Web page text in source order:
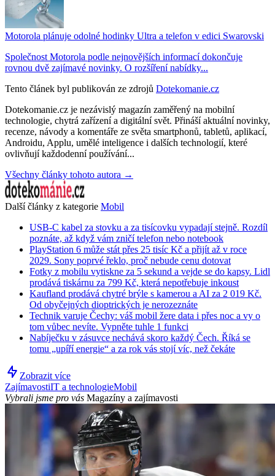
Motorola plánuje odolné hodinky Ultra a telefon v edici Swarovski
Společnost Motorola podle nejnovějších informací dokončuje
rovnou dvě zajímavé novinky. O rozšíření nabídky...
Tento článek byl publikován ze zdrojů Dotekomanie.cz
Dotekomanie.cz je nezávislý magazín zaměřený na mobilní
technologie, chytrá zařízení a digitální svět. Přináší aktuální novinky,
recenze, návody a komentáře ze světa smartphonů, tabletů, aplikací,
Androidu, Applu, umělé inteligence i dalších technologií, které
ovlivňují každodenní používání...
Všechny články tohoto autora →
Další články z kategorie Mobil
USB-C kabel za stovku a za tisícovku vypadají stejně. Rozdíl
poznáte, až když vám zničí telefon nebo notebook
PlayStation 6 může stát přes 25 tisíc Kč a přijít až v roce
2029. Sony poprvé řeklo, proč nebude cenu dotovat
Fotky z mobilu vytiskne za 5 sekund a vejde se do kapsy. Lidl
prodává tiskárnu za 799 Kč, která nepotřebuje inkoust
Kaufland prodává chytré brýle s kamerou a AI za 2 019 Kč.
Od obyčejných dioptrických je nerozeznáte
Technik varuje Čechy: váš mobil žere data i přes noc a vy o
tom vůbec nevíte. Vypněte tuhle 1 funkci
Nabíječku v zásuvce nechává skoro každý Čech. Říká se
tomu „upíří energie“ a za rok vás stojí víc, než čekáte
Zobrazit více
ZajímavostiIT a technologieMobil
Vybrali jsme pro vás Magazíny a zajímavosti